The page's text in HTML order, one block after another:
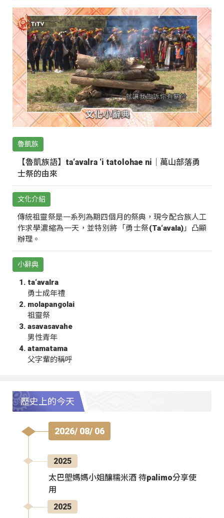
魯凱族
【魯凱族語】ta‘avalra ‘i tatolohae ni｜萬山部落勇
士祭的由來
文化介紹
傳統祖靈祭是一系列為期四個月的祭典，現今配合族人工
作求學濃縮為一天，並特別將「勇士祭(Ta‘avala)」凸顯
辦理。
小辭典
ta‘avalra
勇士成年禮
molapangolai
祖靈祭
asavasavahe
男性青年
atamatama
父字輩的稱呼
歷史上的今天
2026/ 08/ 06
2025
太巴塱媽媽小姐釀糯米酒 待palimo分享使
用
2025